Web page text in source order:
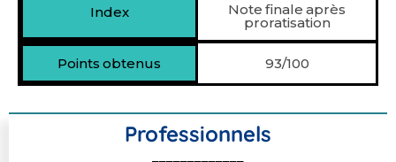
Note finale après
proratisation
93/100
Professionnels